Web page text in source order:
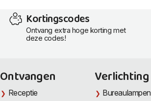
Kortingscodes
Ontvang extra hoge korting met
deze codes!
Ontvangen
Receptie
Verlichting
Bureaulampen